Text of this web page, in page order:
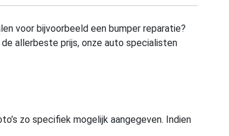
voor bijvoorbeeld een bumper reparatie?
allerbeste prijs, onze auto specialisten
zo specifiek mogelijk aangegeven. Indien